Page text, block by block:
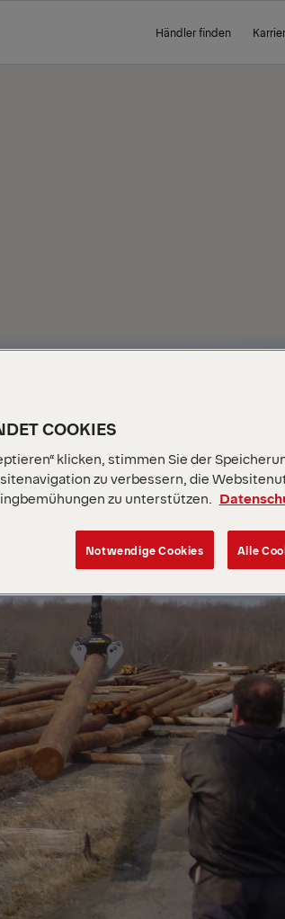
Händler finden
COOKIES
klicken, stimmen Sie der
zu verbessern, die
zu unterstützen.
Notwendige Cookies Alle